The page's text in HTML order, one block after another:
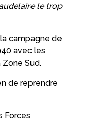
le trop
campagne de
avec les
Sud.
de reprendre
Forces